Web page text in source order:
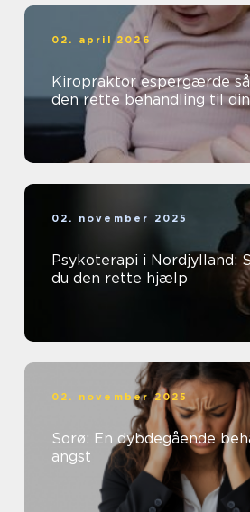
02. april 2026
Kiropraktor espergærde sådan finder du
den rette behandling til
02. november 2025
Psykoterapi i Nordjylland:
du den rette hjælp
02. november 2025
Sorø: En dybdegående
angst